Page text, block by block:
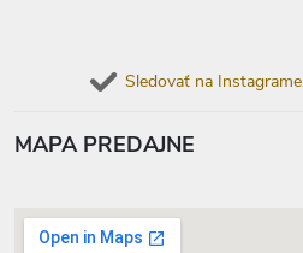
Sledovať na Instagrame
MAPA PREDAJNE